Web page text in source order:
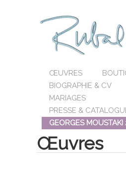
ŒUVRES
BIOGRAPHIE & CV
MARIAGES
PRESSE &
GEORGES MOUSTAKI
Œuvres